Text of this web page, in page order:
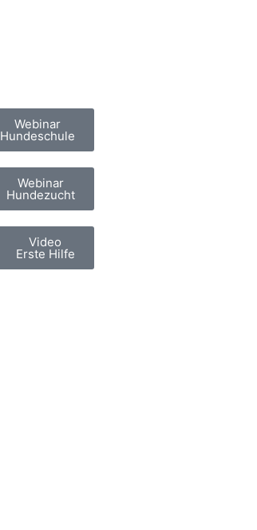
Webinar
Hundeschule
Webinar
Hundezucht
Video
Erste Hilfe